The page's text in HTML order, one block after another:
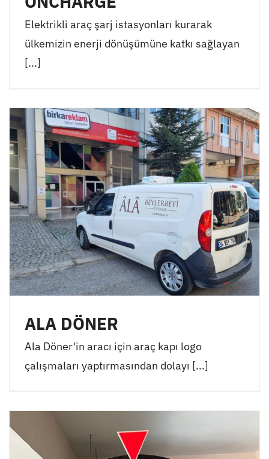
Elektrikli araç şarj istasyonları kurarak
ülkemizin enerji dönüşümüne katkı sağlayan
[...]
ALA DÖNER
Ala Döner'in aracı için araç kapı logo
çalışmaları yaptırmasından dolayı [...]